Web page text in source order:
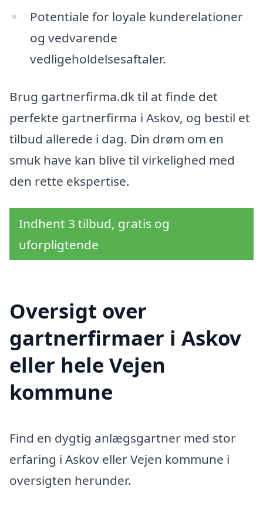
Potentiale for loyale kunderelationer
og vedvarende
vedligeholdelsesaftaler.
Brug gartnerfirma.dk til at finde det
perfekte gartnerfirma i Askov, og bestil et
tilbud allerede i dag. Din drøm om en
smuk have kan blive til virkelighed med
den rette ekspertise.
Indhent 3 tilbud, gratis og
uforpligtende
Oversigt over
gartnerfirmaer i Askov
eller hele Vejen
kommune
Find en dygtig anlægsgartner med stor
erfaring i Askov eller Vejen kommune i
oversigten herunder.